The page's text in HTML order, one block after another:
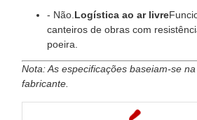
- Não. Logística ao ar livre
canteiros de obras com
poeira.
Nota: As especificações baseiam-se
fabricante.